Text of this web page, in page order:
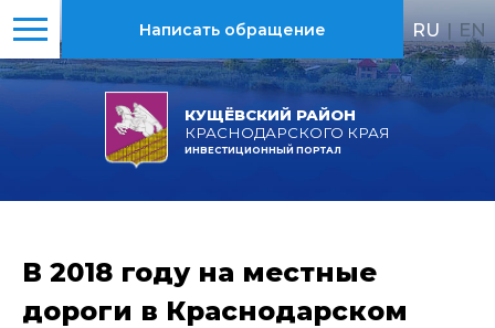
КУЩЁВСКИЙ РАЙОН
КРАСНОДАРСКОГО КРАЯ
ИНВЕСТИЦИОННЫЙ ПОРТАЛ
Написать обращение RU | EN
В 2018 году на местные
дороги в Краснодарском